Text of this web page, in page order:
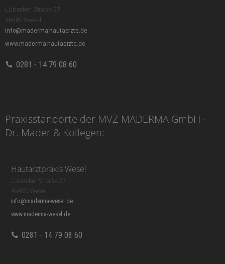
Lübecker Straße 27
46485 Wesel
info@maderma-hautaerzte.de
www.maderma-hautaerzte.de
0281 - 14 79 08 60
Praxisstandorte der MVZ MADERMA GmbH ·
Dr. Mader & Kollegen:
Hautarztpraxis Wesel
Lübecker Straße 27
46485 Wesel
info@maderma-wesel.de
www.maderma-wesel.de
0281 - 14 79 08 60